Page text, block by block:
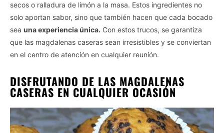
secos o ralladura de limón a la masa. Estos ingredientes no
solo aportan sabor, sino que también hacen que cada bocado
sea una experiencia única. Con estos trucos, se garantiza
que las magdalenas caseras sean irresistibles y se conviertan
en el centro de atención en cualquier reunión.
DISFRUTANDO DE LAS MAGDALENAS
CASERAS EN CUALQUIER OCASIÓN